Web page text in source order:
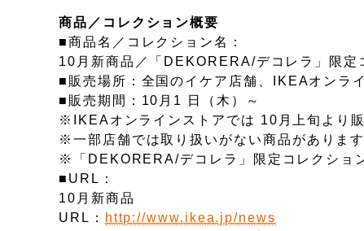
商品／コレクション概要
■商品名／コレクション名：
10月新商品／「DEKORERA/デコレラ」限定
■販売場所：全国のイケア店舗、IKEAオンラ
■販売期間：10月1 日（木）～
※IKEAオンラインストアでは 10月上旬より
※一部店舗では取り扱いがない商品があります
※「DEKORERA/デコレラ」限定コレクショ
■URL：
10月新商品
URL：
http://www.ikea.jp/news